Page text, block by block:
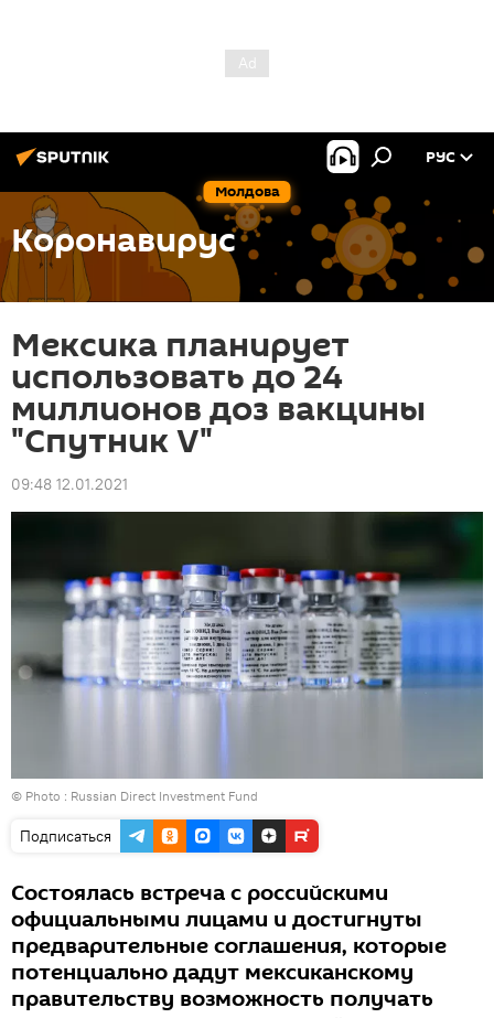
Молдова
РУС
Коронавирус
Мексика планирует
использовать до 24
миллионов доз вакцины
"Спутник V"
09:48 12.01.2021
© Photo : Russian Direct Investment Fund
Подписаться
Состоялась встреча с российскими
официальными лицами и достигнуты
предварительные соглашения, которые
потенциально дадут мексиканскому
правительству возможность получать